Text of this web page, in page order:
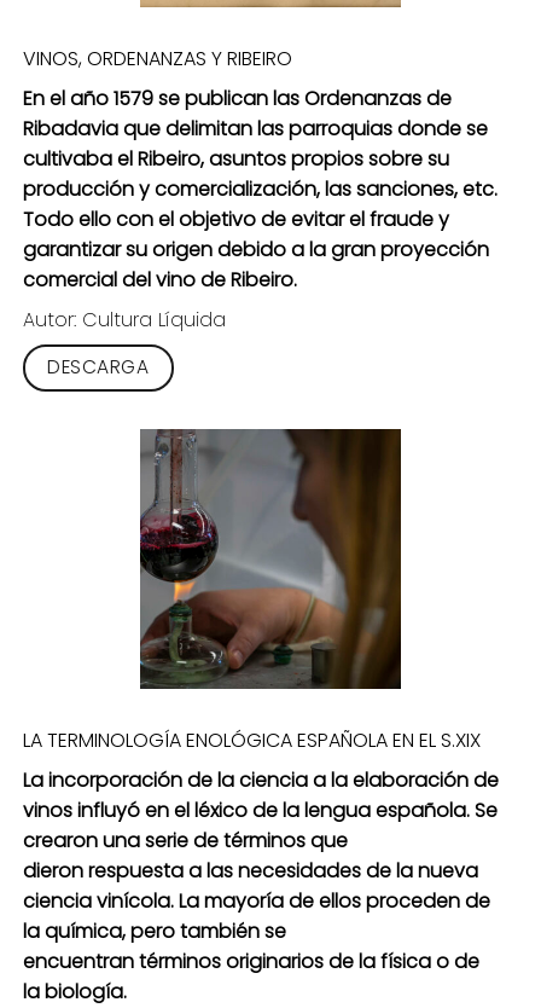
VINOS, ORDENANZAS Y RIBEIRO
En el año 1579 se publican las Ordenanzas de
Ribadavia que delimitan las parroquias donde se
cultivaba el Ribeiro, asuntos propios sobre su
producción y comercialización, las sanciones, etc.
Todo ello con el objetivo de evitar el fraude y
garantizar su origen debido a la gran proyección
comercial del vino de Ribeiro.
Autor: Cultura Líquida
DESCARGA
LA TERMINOLOGÍA ENOLÓGICA ESPAÑOLA EN EL S.XIX
Laincorporaciónde la ciencia a laelaboraciónde
vinos influyóenelléxicode la lenguaespañola. Se
crearonuna serie detérminosque
dieronrespuesta a las necesidades de la nueva
cienciavinícola.Lamayoríade ellos proceden de
laquímica, perotambiénse
encuentrantérminosoriginarios de lafísicao de
labiología.